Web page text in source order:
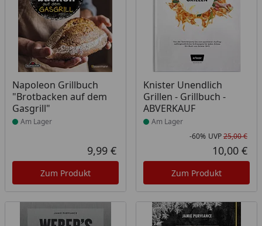
Napoleon Grillbuch
"Brotbacken auf dem
Gasgrill"
Produkt am Lager
Am Lager
Aktueller Preis
9,99 €
Zum Produkt
Knister Unendlich
Grillen - Grillbuch -
ABVERKAUF
Produkt am Lager
Am Lager
-60% UVP25,00 €
10,00 €
Zum Produkt